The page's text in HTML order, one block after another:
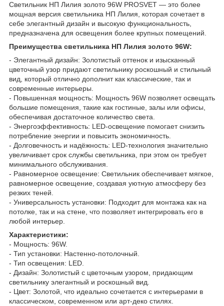
Светильник НП Лилия золото 96W PROSVET — это более
мощная версия светильника НП Лилия, которая сочетает в
себе элегантный дизайн и высокую функциональность,
предназначена для освещения более крупных помещений.
Преимущества светильника НП Лилия золото 96W:
- Элегантный дизайн: Золотистый оттенок и изысканный
цветочный узор придают светильнику роскошный и стильный
вид, который отлично дополнит как классические, так и
современные интерьеры.
- Повышенная мощность: Мощность 96W позволяет освещать
большие помещения, такие как гостиные, залы или офисы,
обеспечивая достаточное количество света.
- Энергоэффективность: LED-освещение помогает снизить
потребление энергии и повысить экономичность.
- Долговечность и надёжность: LED-технология значительно
увеличивает срок службы светильника, при этом он требует
минимального обслуживания.
- Равномерное освещение: Светильник обеспечивает мягкое,
равномерное освещение, создавая уютную атмосферу без
резких теней.
- Универсальность установки: Подходит для монтажа как на
потолке, так и на стене, что позволяет интегрировать его в
любой интерьер.
Характеристики:
- Мощность: 96W.
- Тип установки: Настенно-потолочный.
- Тип освещения: LED.
- Дизайн: Золотистый с цветочным узором, придающим
светильнику элегантный и роскошный вид.
- Цвет: Золотой, что идеально сочетается с интерьерами в
классическом, современном или арт-деко стилях.